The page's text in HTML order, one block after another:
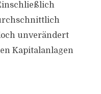
unverändert
Kapitalanlagen